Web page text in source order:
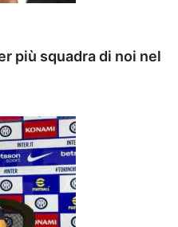
più squadra di noi nel